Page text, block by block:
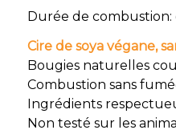
Durée de combustion:
Cire de soya végane,
Bougies naturelles
Combustion sans
Ingrédients
Non testé sur les